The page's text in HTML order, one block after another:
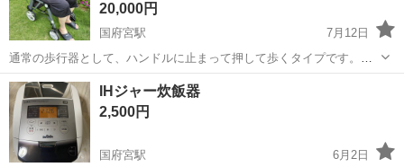
20,000円
国府宮駅
7月12日
通常の歩行器として、ハンドルに止まって押して歩くタイプです。ハ
ンドルは握力が弱い人が使いやすいように、腕を乗せれば操作できま
す。手根管症候群、パーキンソン病、核上性麻痺などで、手指の動き
が悪かったり、腰が曲がるなどして、身体...
愛知 稲沢市 国府宮駅 その他
IHジャー炊飯器
2,500円
国府宮駅
6月2日